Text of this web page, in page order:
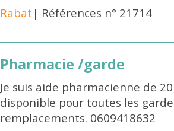
Rabat | Références n° 21714
Pharmacie /garde
Je suis aide pharmacienne de
disponible pour toutes les
remplacements. 0609418632